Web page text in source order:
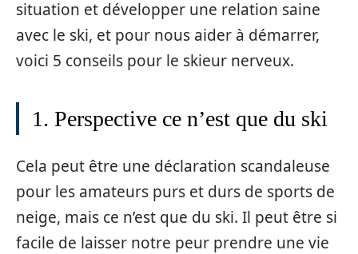
situation et développer une relation saine
avec le ski, et pour nous aider à démarrer,
voici 5 conseils pour le skieur nerveux.
1. Perspective ce n’est que du ski
Cela peut être une déclaration scandaleuse
pour les amateurs purs et durs de sports de
neige, mais ce n’est que du ski. Il peut être si
facile de laisser notre peur prendre une vie